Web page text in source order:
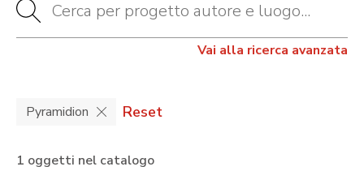
Vai alla ricerca avanzata
Pyramidion Reset
1 oggetti nel catalogo